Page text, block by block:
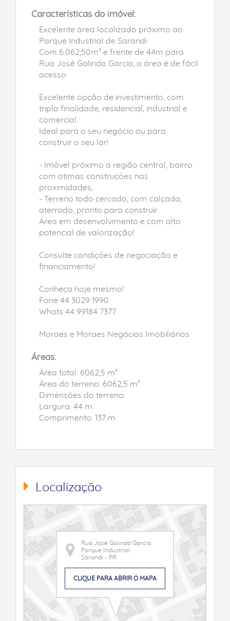
Características do imóvel:
Excelente área localizado próximo ao
Parque Industrial de Sarandi
Com 6.062,50m² e frente de 44m para
Rua José Galindo Garcia, a área é de fácil
acesso
Excelente opção de investimento, com
tripla finalidade, residencial, industrial e
comercial.
Ideal para o seu negócio ou para
construir o seu lar!
- Imóvel próximo a região central, bairro
com otimas construções nas
proximidades,
- Terreno todo cercado, com calçada,
aterrado, pronto para construir.
Área em desenvolvimento e com alto
potencial de valorização!
Consulte condições de negociação e
financiamento!
Conheça hoje mesmo!
Fone 44 3029 1990
Whats 44 99184 7377
Moraes e Moraes Negócios Imobiliários
Áreas:
Área total: 6062,5 m²
Área do terreno: 6062,5 m²
Dimensões do terreno:
Largura: 44 m
Comprimento: 137 m
Localização
Rua José Galindo Garcia
Parque Industrial
Sarandi - PR
CLIQUE PARA ABRIR O MAPA